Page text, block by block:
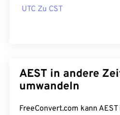
UTC Zu CST
AEST in andere
umwandeln
FreeConvert.com kann